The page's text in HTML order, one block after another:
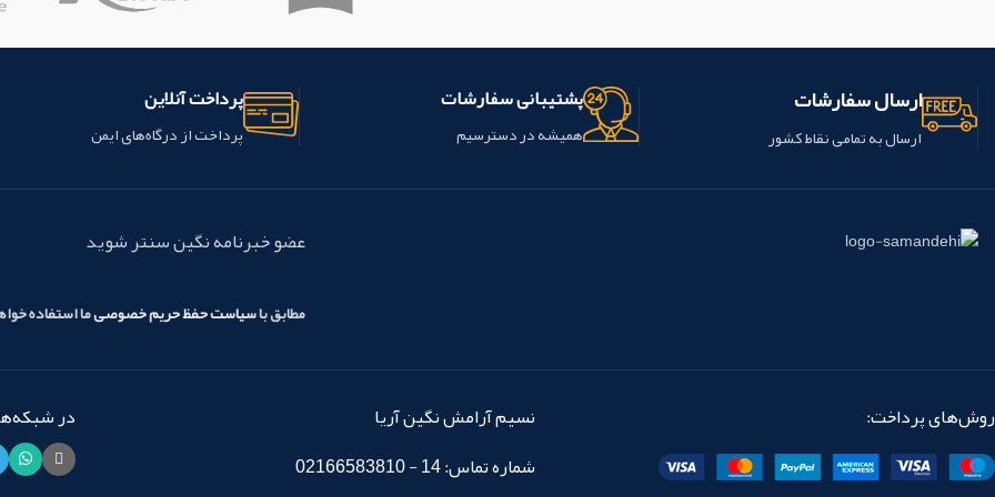
کشور ایران می باشد. کشور ایران می باشد.
محصول ساخت شرکت ایده ال ماکو
کشور ایران می باشد. کشور ایران می
ارسال سفارشات
ارسال به تمامی نقاط کشور
پشتیبانی سفارشات
همیشه در دسترسیم
پرداخت آنلاین
پرداخت از درگاه‌های ایمن
عضو خبرنامه نگین سنتر شوید
مطابق باسیاست حفظ حریم خصوصیما استفاده
روش‌های پرداخت:
نسیم آرامش نگین آریا
شماره تماس: 14 - 02166583810
در